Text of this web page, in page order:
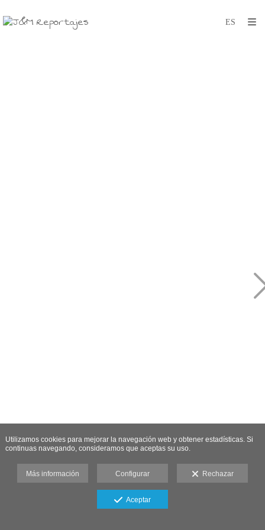
Utilizamos cookies para mejorar la navegación web y obtener estadísticas. Si
continuas navegando, consideramos que aceptas su uso.
Más información Configurar Rechazar
Aceptar